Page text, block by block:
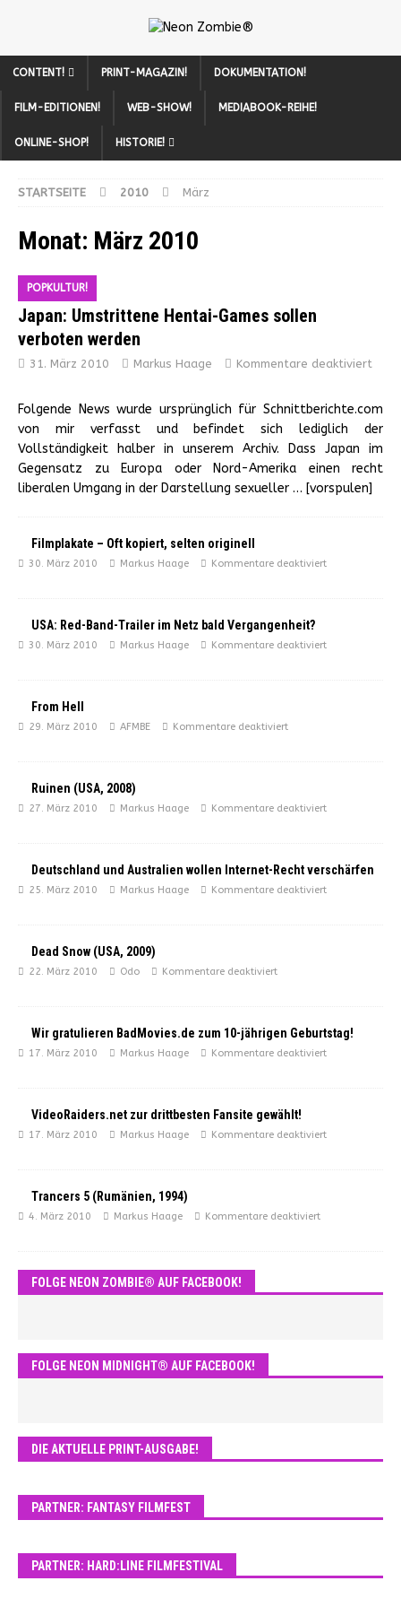
CONTENT! PRINT-MAGAZIN! DOKUMENTATION!
FILM-EDITIONEN! WEB-SHOW! MEDIABOOK-REIHE!
ONLINE-SHOP! HISTORIE!
STARTSEITE 2010 März
Monat: März 2010
POPKULTUR!
Japan: Umstrittene Hentai-Games sollen
verboten werden
31. März 2010 Markus Haage Kommentare deaktiviert
Folgende News wurde ursprünglich für Schnittberichte.com
von mir verfasst und befindet sich lediglich der
Vollständigkeit halber in unserem Archiv. Dass Japan im
Gegensatz zu Europa oder Nord-Amerika einen recht
liberalen Umgang in der Darstellung sexueller … [vorspulen]
Filmplakate – Oft kopiert, selten originell
30. März 2010 Markus Haage Kommentare deaktiviert
USA: Red-Band-Trailer im Netz bald Vergangenheit?
30. März 2010 Markus Haage Kommentare deaktiviert
From Hell
29. März 2010 AFMBE Kommentare deaktiviert
Ruinen (USA, 2008)
27. März 2010 Markus Haage Kommentare deaktiviert
Deutschland und Australien wollen Internet-Recht verschärfen
25. März 2010 Markus Haage Kommentare deaktiviert
Dead Snow (USA, 2009)
22. März 2010 Odo Kommentare deaktiviert
Wir gratulieren BadMovies.de zum 10-jährigen Geburtstag!
17. März 2010 Markus Haage Kommentare deaktiviert
VideoRaiders.net zur drittbesten Fansite gewählt!
17. März 2010 Markus Haage Kommentare deaktiviert
Trancers 5 (Rumänien, 1994)
4. März 2010 Markus Haage Kommentare deaktiviert
FOLGE NEON ZOMBIE® AUF FACEBOOK!
FOLGE NEON MIDNIGHT® AUF FACEBOOK!
DIE AKTUELLE PRINT-AUSGABE!
PARTNER: FANTASY FILMFEST
PARTNER: HARD:LINE FILMFESTIVAL